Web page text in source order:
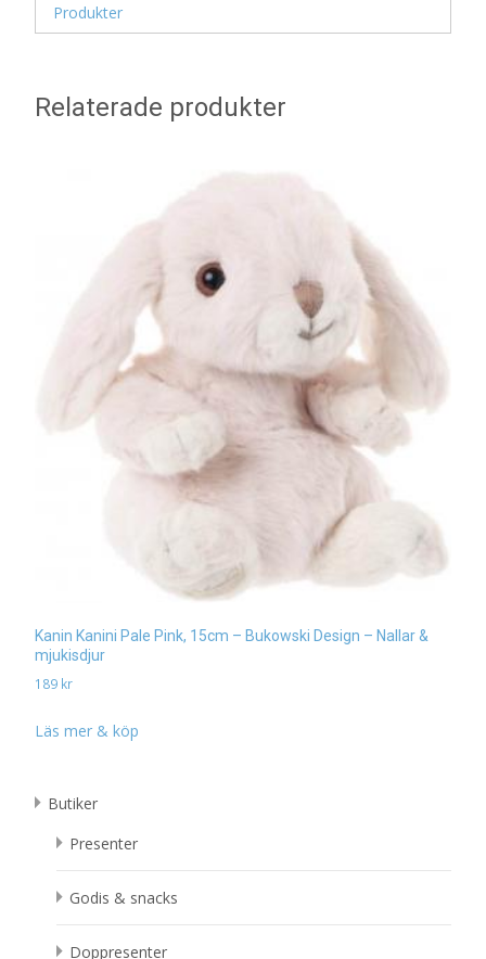
Produkter
Relaterade produkter
Kanin Kanini Pale Pink, 15cm – Bukowski Design – Nallar &
mjukisdjur
189 kr
Läs mer & köp
Butiker
Presenter
Godis & snacks
Doppresenter